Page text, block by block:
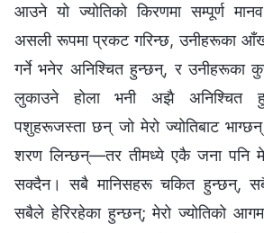
आउने यो ज्योतिको किरणमा सम्पूर्ण
असली रूपमा प्रकट गरिन्छ, उनीहरूका
गर्ने भनेर अनिश्चित हुन्छन्, र उनीहरूका
लुकाउने होला भनी अझै अनिश्चित
पशुहरूजस्ता छन् जो मेरो ज्योतिबाट
शरण लिन्छन्—तर तीमध्ये एकै जना पनि
सक्दैन। सबै मानिसहरू चकित हुन्छन्,
सबैले हेरिरहेका हुन्छन्; मेरो ज्योतिको